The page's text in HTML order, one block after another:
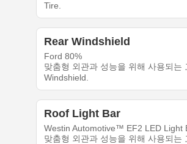
Tire.
Rear Windshield
Ford 80%
맞춤형 외관과 성능을 위해 사용되는
Windshield.
Roof Light Bar
Westin Automotive™ EF2 LED Light
맞춤형 외관과 성능을 위해 사용되는